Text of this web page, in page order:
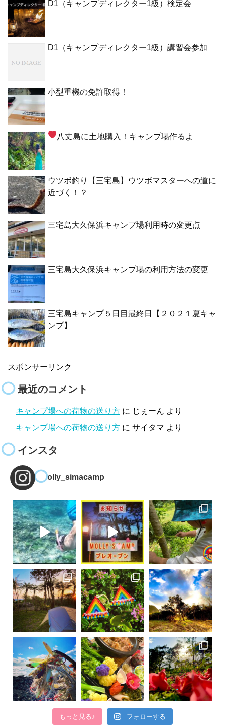
D1（キャンプディレクター1級）検定会
D1（キャンプディレクター1級）講習会参加
小型重機の免許取得！
八丈島に土地購入！キャンプ場作るよ
ウツボ釣り【三宅島】ウツボマスターへの道に
近づく！？
三宅島大久保浜キャンプ場利用時の変更点
三宅島大久保浜キャンプ場の利用方法の変更
三宅島キャンプ５日目最終日【２０２１夏キャ
ンプ】
スポンサーリンク
最近のコメント
キャンプ場への荷物の送り方 に じぇーん より
キャンプ場への荷物の送り方 に サイタマ より
インスタ
molly_simacamp
もっと見る♪ フォローする